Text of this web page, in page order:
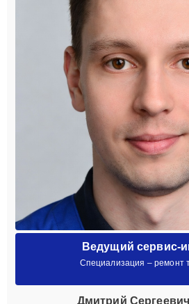
Ведущий сервис-
Специализация – ремонт
Дмитрий